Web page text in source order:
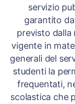
servizio
garantito
previsto dalla
vigente in
generali del
studenti la
frequentati,
scolastica che